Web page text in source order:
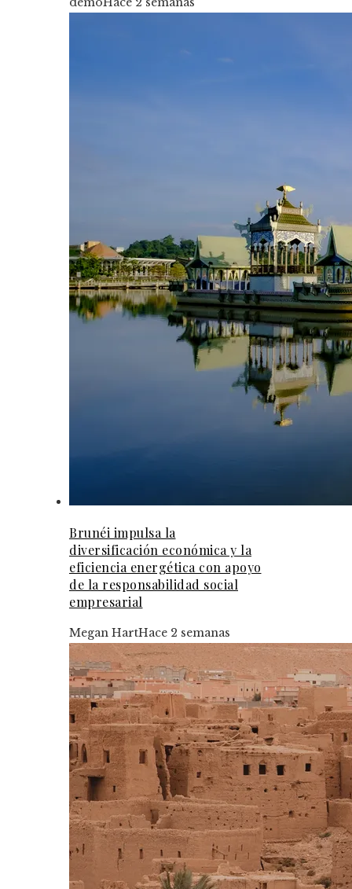
Brunéi impulsa la
diversificación económica y la
eficiencia energética con apoyo
de la responsabilidad social
empresarial
Megan HartHace 2 semanas